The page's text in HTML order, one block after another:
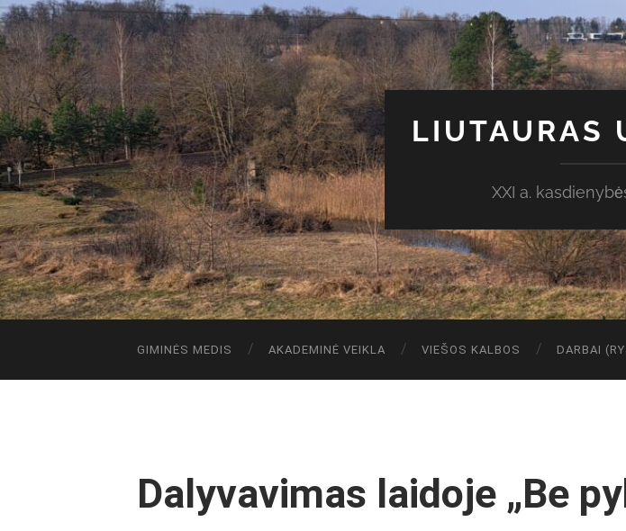
LIUTAURAS
XXI a.
GIMINĖS MEDIS AKADEMINĖ VEIKLA VIEŠOS KALBOS DARBAI
Dalyvavimas laidoje „Be